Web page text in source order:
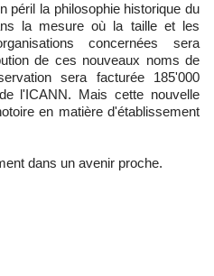
péril la philosophie historique du
la mesure où la taille et les
concernées sera
de ces nouveaux noms de
sera facturée 185'000
l'ICANN. Mais cette nouvelle
en matière d'établissement
dans un avenir proche.